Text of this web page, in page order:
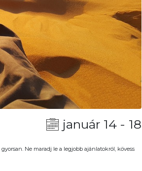
január 14 - 18
Ne maradj le a legjobb ajánlatokról, kövess